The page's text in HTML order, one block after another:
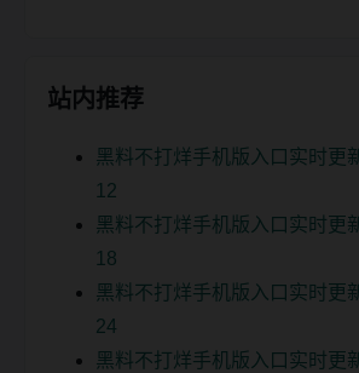
站内推荐
黑料不打烊手机版入口实时更
12
黑料不打烊手机版入口实时更
18
黑料不打烊手机版入口实时更
24
黑料不打烊手机版入口实时更